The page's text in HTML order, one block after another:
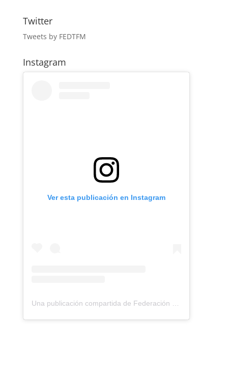
Twitter
Tweets by FEDTFM
Instagram
Ver esta publicación en Instagram
Una publicación compartida de Federación Montañismo Tenerife (@federacion_montanismo_tenerife)